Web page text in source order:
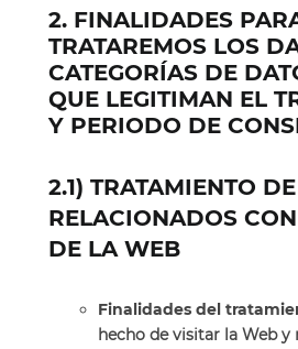
2. FINALIDADES
TRATAREMOS LOS
CATEGORÍAS DE
QUE LEGITIMAN EL
Y PERIODO DE
2.1) TRATAMIENTO
RELACIONADOS
DE LA WEB
Finalidades del
hecho de visitar la Web y